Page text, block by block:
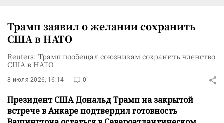
Трамп заявил о желании сохранить
США в НАТО
Reuters: Трамп пообещал союзникам сохранить членство
США в НАТО
8 июля 2026, 16:14 0
Президент США Дональд Трамп на закрытой
встрече в Анкаре подтвердил готовность